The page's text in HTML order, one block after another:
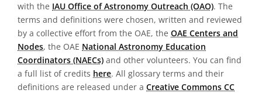
with the IAU Office of Astronomy Outreach (OAO). The
terms and definitions were chosen, written and reviewed
by a collective effort from the OAE, the OAE Centers and
Nodes, the OAE National Astronomy Education
Coordinators (NAECs) and other volunteers. You can find
a full list of credits here. All glossary terms and their
definitions are released under a Creative Commons CC